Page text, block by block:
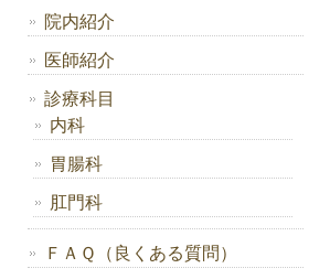
院内紹介
医師紹介
診療科目
内科
胃腸科
肛門科
ＦＡＱ（良くある質問）